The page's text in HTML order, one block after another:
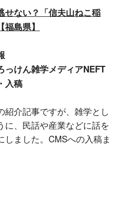
せない？「信夫山ねこ稲
島県】
っけん雑学メディアNEFT
入稿
介記事ですが、雑学とし
に、民話や産業などに話を
ました。CMSへの入稿ま